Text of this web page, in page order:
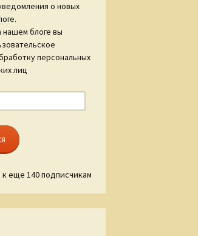
о новых
нашем блоге вы
персональных
лиц
еще 140 подписчикам